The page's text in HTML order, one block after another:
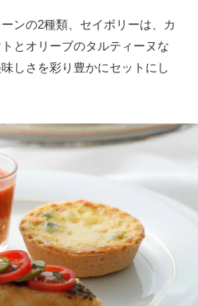
ンの2種類、セイボリーは、カ
とオリーブのタルティーヌな
しさを彩り豊かにセットにし